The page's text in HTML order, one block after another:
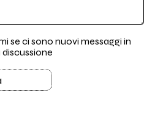
se ci sono nuovi messaggi in